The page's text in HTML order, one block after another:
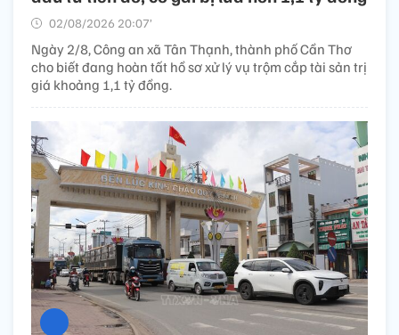
02/08/2026 20:07’
Ngày 2/8, Công an xã Tân Thạnh, thành phố Cần Thơ
cho biết đang hoàn tất hồ sơ xử lý vụ trộm cắp tài sản trị
giá khoảng 1,1 tỷ đồng.